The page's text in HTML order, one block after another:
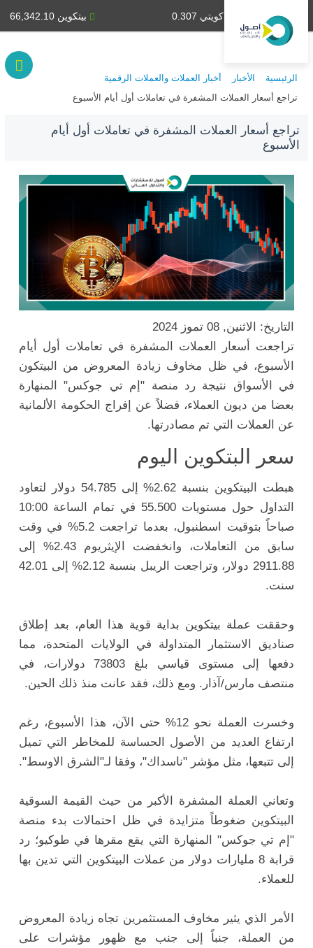
بيتكوين 66,342.10 دينار كويتي 0.307
الرئيسية الأخبار أخبار العملات والعملات الرقمية
تراجع أسعار العملات المشفرة في تعاملات أول أيام الأسبوع
تراجع أسعار العملات المشفرة في تعاملات أول أيام
الأسبوع
التاريخ: الاثنين, 08 تموز 2024
تراجعت أسعار العملات المشفرة في تعاملات أول أيام
الأسبوع، في ظل مخاوف زيادة المعروض من البيتكون
في الأسواق نتيجة رد منصة "إم تي جوكس" المنهارة
بعضا من ديون العملاء، فضلاً عن إفراج الحكومة الألمانية
عن العملات التي تم مصادرتها.
سعر البتكوين اليوم
هبطت البيتكوين بنسبة 2.62% إلى 54.785 دولار لتعاود
التداول حول مستويات 55.500 في تمام الساعة 10:00
صباحاً بتوقيت اسطنبول، بعدما تراجعت 5.2% في وقت
سابق من التعاملات، وانخفضت الإيثريوم 2.43% إلى
2911.88 دولار، وتراجعت الريبل بنسبة 2.12% إلى 42.01
سنت.
وحققت عملة بيتكوين بداية قوية هذا العام، بعد إطلاق
صناديق الاستثمار المتداولة في الولايات المتحدة، مما
دفعها إلى مستوى قياسي بلغ 73803 دولارات، في
منتصف مارس/آذار. ومع ذلك، فقد عانت منذ ذلك الحين.
وخسرت العملة نحو 12% حتى الآن، هذا الأسبوع، رغم
ارتفاع العديد من الأصول الحساسة للمخاطر التي تميل
إلى تتبعها، مثل مؤشر "ناسداك"، وفقا لـ"الشرق الاوسط".
وتعاني العملة المشفرة الأكبر من حيث القيمة السوقية
البيتكوين ضغوطاً متزايدة في ظل احتمالات بدء منصة
"إم تي جوكس" المنهارة التي يقع مقرها في طوكيو؛ رد
قرابة 8 مليارات دولار من عملات البيتكوين التي تدين بها
للعملاء.
الأمر الذي يثير مخاوف المستثمرين تجاه زيادة المعروض
من العملة، جنباً إلى جنب مع ظهور مؤشرات على